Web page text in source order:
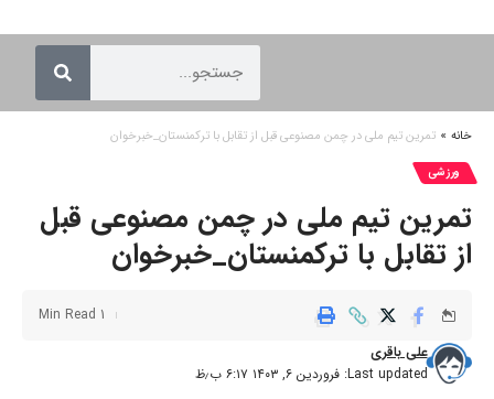
خانه » تمرین تیم ملی در چمن مصنوعی قبل از تقابل با ترکمنستان_خبرخوان
ورزشی
تمرین تیم ملی در چمن مصنوعی قبل
از تقابل با ترکمنستان_خبرخوان
Last updated: فروردین ۶, ۱۴۰۳ ۶:۱۷ ب٫ظ
علی باقری
1 Min Read